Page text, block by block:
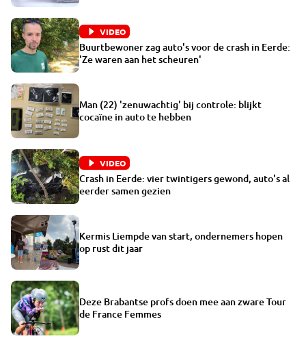
VIDEO
Buurtbewoner zag auto's voor de crash in Eerde:
'Ze waren aan het scheuren'
Man (22) 'zenuwachtig' bij controle: blijkt
cocaïne in auto te hebben
VIDEO
Crash in Eerde: vier twintigers gewond, auto's al
eerder samen gezien
Kermis Liempde van start, ondernemers hopen
op rust dit jaar
Deze Brabantse profs doen mee aan zware Tour
de France Femmes